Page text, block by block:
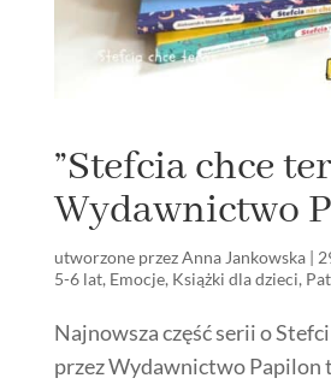
”Stefcia chce
Wydawnictwo
utworzone przezAnna Jankowska|
5-6 lat, Emocje, Książki dla dzieci,
Najnowsza część serii o
przez Wydawnictwo Papilon